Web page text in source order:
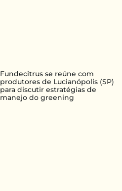
Fundecitrus se reúne com
produtores de Lucianópolis (SP)
para discutir estratégias de
manejo do greening